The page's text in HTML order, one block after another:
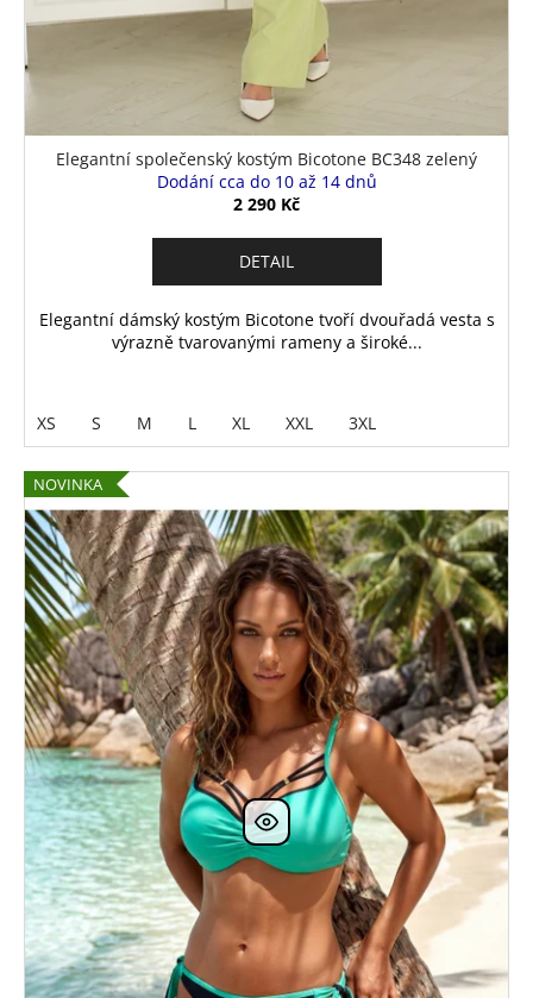
Elegantní společenský kostým Bicotone BC348 zelený
Dodání cca do 10 až 14 dnů
2 290 Kč
DETAIL
Elegantní dámský kostým Bicotone tvoří dvouřadá vesta s
výrazně tvarovanými rameny a široké...
XS S M L XL XXL 3XL
NOVINKA